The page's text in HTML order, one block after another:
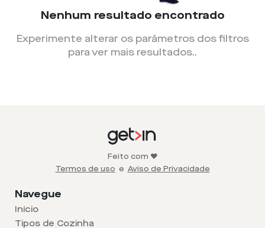
Nenhum resultado encontrado
Experimente alterar os parâmetros dos filtros
para ver mais resultados..
Feito com ❤️
Termos de uso e Aviso de Privacidade
Navegue
Início
Tipos de Cozinha